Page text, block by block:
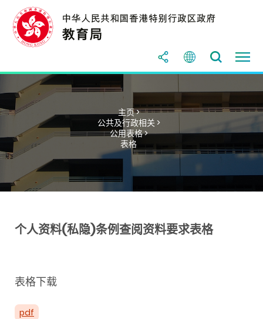
主页 >
公共及行政相关 >
公用表格 >
表格
个人资料(私隐)条例查阅资料要求表格
表格下载
pdf